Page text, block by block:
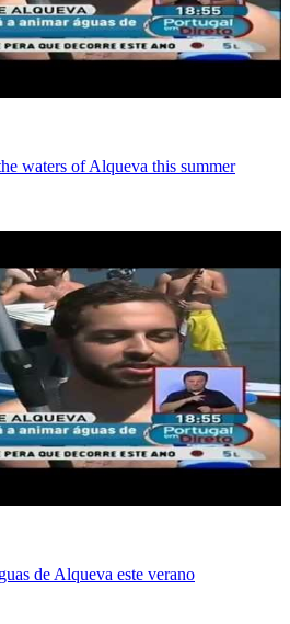
waters of Alqueva this summer
de Alqueva este verano